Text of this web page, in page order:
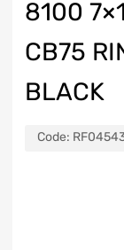
8100
CB75
BLACK
Code: